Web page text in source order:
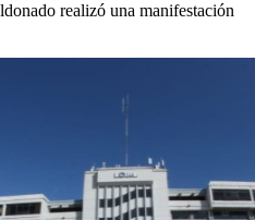
realizó una manifestación